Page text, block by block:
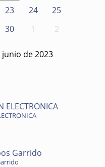
23 24
25
30 1 2
de 2023
ELECTRONICA
Garrido